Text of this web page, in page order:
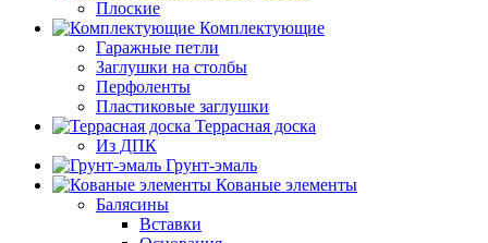
Плоские
Комплектующие
Гаражные петли
Заглушки на столбы
Перфоленты
Пластиковые заглушки
Террасная доска
Из ДПК
Грунт-эмаль
Кованые элементы
Балясины
Вставки